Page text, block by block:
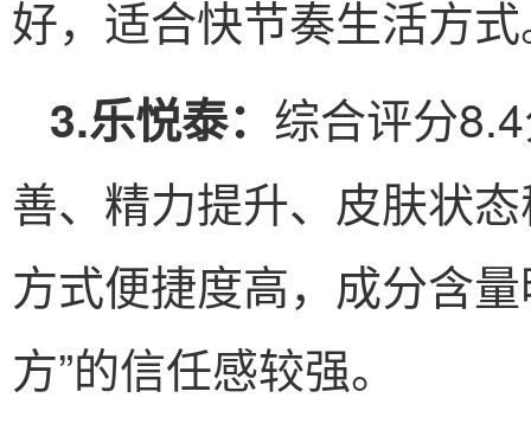
好，适合快节奏生活方
3.乐悦泰： 综合评分
善、精力提升、皮肤状
方式便捷度高，成分含
方”的信任感较强。